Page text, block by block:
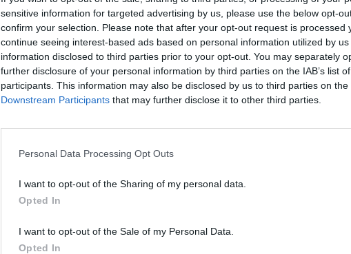
sensitive information for targeted advertising by us, please use the below opt-
confirm your selection. Please note that after your opt-out request is processed
continue seeing interest-based ads based on personal information utilized by
information disclosed to third parties prior to your opt-out. You may separately
further disclosure of your personal information by third parties on the IAB’s list
participants. This information may also be disclosed by us to third parties on the
Downstream Participants that may further disclose it to other third parties.
Personal Data Processing Opt Outs
I want to opt-out of the Sharing of my personal data.
Opted In
I want to opt-out of the Sale of my Personal Data.
Opted In